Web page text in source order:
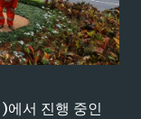
서 진행 중인